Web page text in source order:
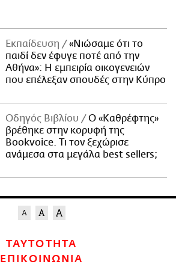
Εκπαίδευση
«Νιώσαμε ότι το
παιδί δεν έφυγε ποτέ από την
Αθήνα»: Η εμπειρία οικογενειών
που επέλεξαν σπουδές στην Κύπρο
Οδηγός Βιβλίου
Ο «Καθρέφτης»
βρέθηκε στην κορυφή της
Bookvoice. Τι τον ξεχώρισε
ανάμεσα στα μεγάλα best sellers;
ΤΑΥΤΟΤΗΤΑ
ΕΠΙΚΟΙΝΩΝΙΑ